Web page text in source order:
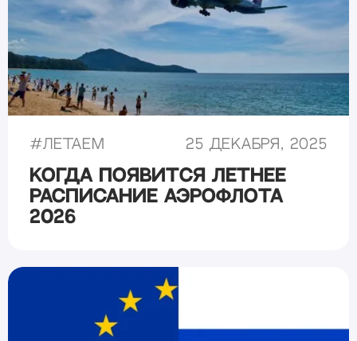
#Летаем 25 декабря, 2025
Когда появится летнее
расписание Аэрофлота
2026